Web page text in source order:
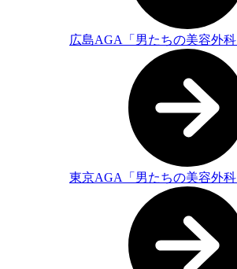
広島AGA「男たちの美容外
東京AGA「男たちの美容外